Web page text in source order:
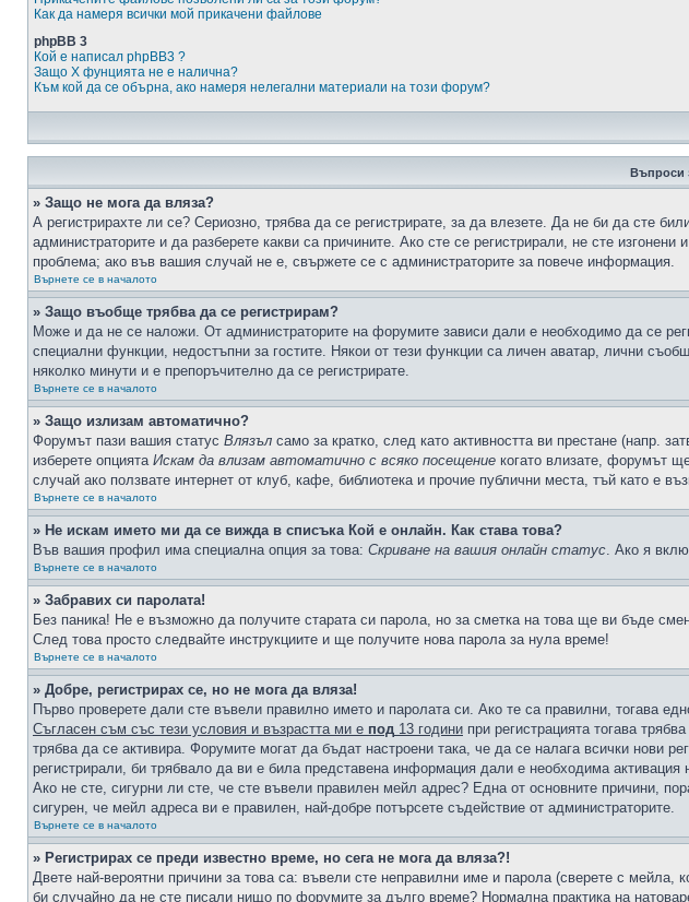
Как да намеря всички мой прикачени файлове
phpBB 3
Кой е написал phpBB3 ?
Защо X фунцията не е налична?
Към кой да се обърна, ако намеря нелегални материали на този форум?
Въпроси
» Защо не мога да вляза?
А регистрирахте ли се? Сериозно, трябва да се регистрирате, за да влезете. Да не би да сте
администраторите и да разберете какви са причините. Ако сте се регистрирали, не сте
проблема; ако във вашия случай не е, свържете се с администраторите за повече информация.
Върнете се в началото
» Защо въобще трябва да се регистрирам?
Може и да не се наложи. От администраторите на форумите зависи дали е необходимо да се
специални функции, недостъпни за гостите. Някои от тези функции са личен аватар, лични
няколко минути и е препоръчително да се регистрирате.
Върнете се в началото
» Защо излизам автоматично?
Форумът пази вашия статус Влязъл само за кратко, след като активността ви престане (напр.
изберете опцията Искам да влизам автоматично с всяко посещение когато влизате, форумът
случай ако ползвате интернет от клуб, кафе, библиотека и прочие публични места, тъй като е
Върнете се в началото
» Не искам името ми да се вижда в списъка Кой е онлайн. Как става това?
Във вашия профил има специална опция за това: Скриване на вашия онлайн статус. Ако я
Върнете се в началото
» Забравих си паролата!
Без паника! Не е възможно да получите старата си парола, но за сметка на това ще ви бъде
След това просто следвайте инструкциите и ще получите нова парола за нула време!
Върнете се в началото
» Добре, регистрирах се, но не мога да вляза!
Първо проверете дали сте въвели правилно името и паролата си. Ако те са правилни, тогава
Съгласен съм със тези условия и възрастта ми е под 13 години при регистрацията тогава
трябва да се активира. Форумите могат да бъдат настроени така, че да се налага всички нови
регистрирали, би трябвало да ви е била представена информация дали е необходима
Ако не сте, сигурни ли сте, че сте въвели правилен мейл адрес? Една от основните причини,
сигурен, че мейл адреса ви е правилен, най-добре потърсете съдействие от администраторите.
Върнете се в началото
» Регистрирах се преди известно време, но сега не мога да вляза?!
Двете най-вероятни причини за това са: въвели сте неправилни име и парола (сверете с мейла,
би случайно да не сте писали нищо по форумите за дълго време? Нормална практика на